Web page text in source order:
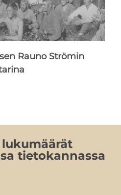
Rauno Strömin
tietokannassa